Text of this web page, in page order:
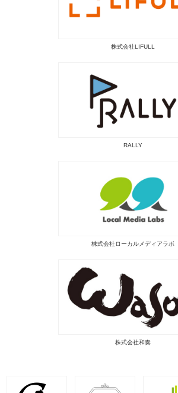
株式会社LIFULL
RALLY
株式会社ローカルメディアラボ
株式会社和奏